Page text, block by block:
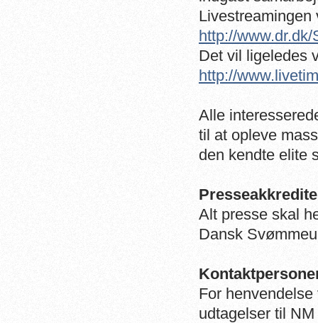
http://
Det vil ligeledes
http://
Alle
til at opleve
den kendte elite
Alt presse skal
Dansk
For
udtagelser til